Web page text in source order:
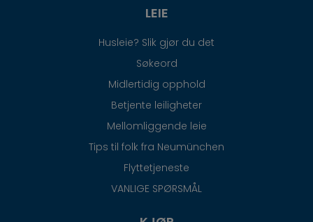
LEIE
Husleie? Slik gjør du det
Søkeord
Midlertidig opphold
Betjente leiligheter
Mellomliggende leie
Tips til folk fra Neumünchen
Flyttetjeneste
VANLIGE SPØRSMÅL